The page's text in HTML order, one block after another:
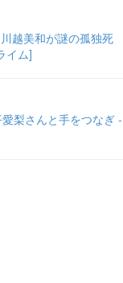
越美和が謎の孤独死
イム]
梨さんと手をつなぎ -